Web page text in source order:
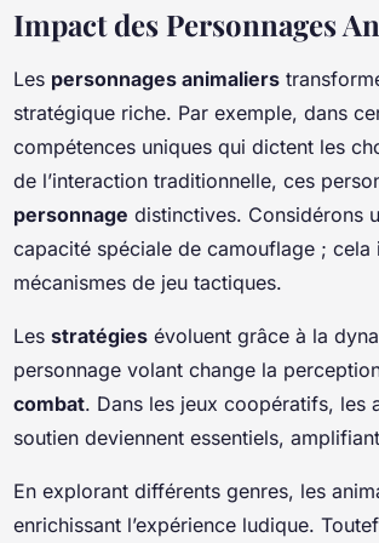
Impact des Personnages
Les personnages animaliers
stratégique riche. Par exemple, dans
compétences uniques qui dictent les
de l’interaction traditionnelle, ces
personnage distinctives. Considérons
capacité spéciale de camouflage ;
mécanismes de jeu tactiques.
Les stratégies évoluent grâce à la
personnage volant change la
combat. Dans les jeux coopératifs, les
soutien deviennent essentiels,
En explorant différents genres, les
enrichissant l’expérience ludique.